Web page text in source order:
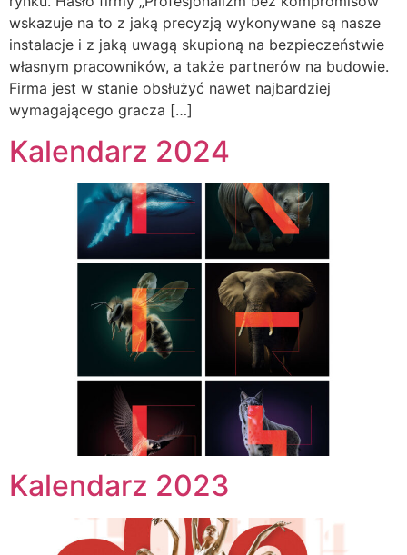
wskazuje na to z jaką precyzją wykonywane są nasze
instalacje i z jaką uwagą skupioną na bezpieczeństwie
własnym pracowników, a także partnerów na budowie.
Firma jest w stanie obsłużyć nawet najbardziej
wymagającego gracza […]
Kalendarz 2024
Kalendarz 2023